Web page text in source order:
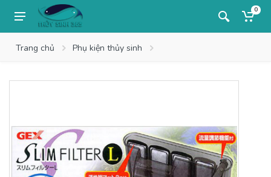
0
Trang chủ Phụ kiện thủy sinh